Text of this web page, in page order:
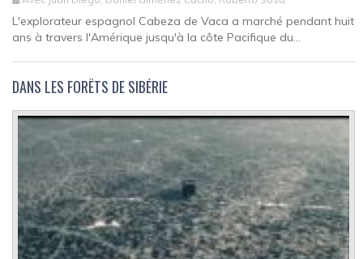
L'explorateur espagnol Cabeza de Vaca a marché pendant huit
ans à travers l'Amérique jusqu'à la côte Pacifique du...
DANS LES FORÊTS DE SIBÉRIE